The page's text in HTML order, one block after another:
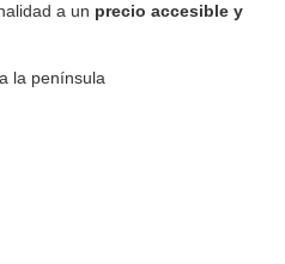
a un precio accesible y
la península